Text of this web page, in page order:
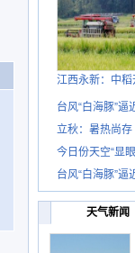
江西永新：中稻
台风“白海豚”逼
立秋：暑热尚存
今日份天空“显
台风“白海豚”逼
天气新闻